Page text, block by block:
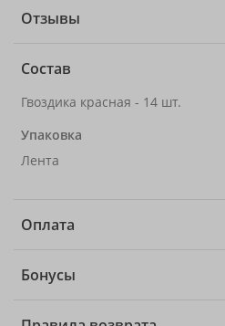
Отзывы
Состав
Гвоздика красная - 14 шт.
Упаковка
Лента
Оплата
Бонусы